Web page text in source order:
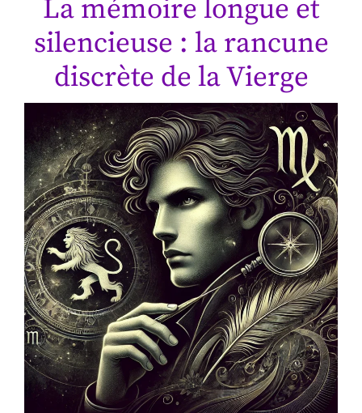
La mémoire longue et
silencieuse : la rancune
discrète de la Vierge